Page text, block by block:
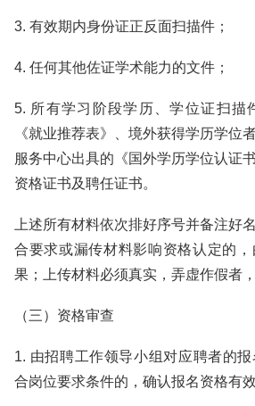
3. 有效期内身份证正反面扫描件；
4. 任何其他佐证学术能力的文件；
5. 所有学习阶段学历、学位证扫描
《就业推荐表》、境外获得学历学位
服务中心出具的《国外学历学位认证
资格证书及聘任证书。
上述所有材料依次排好序号并备注好
合要求或漏传材料影响资格认定的
果；上传材料必须真实，弄虚作假者
（三）资格审查
1. 由招聘工作领导小组对应聘者的
合岗位要求条件的，确认报名资格有效